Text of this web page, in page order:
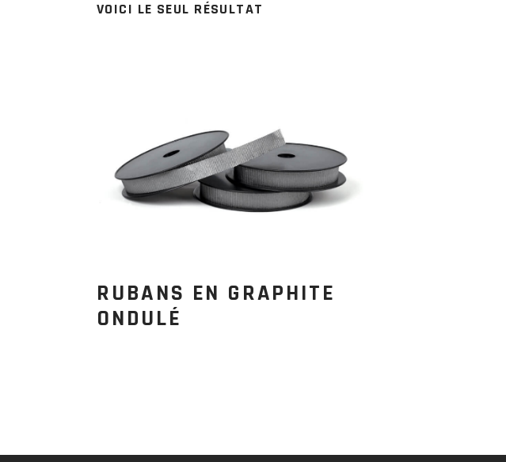
VOICI LE SEUL RÉSULTAT
RUBANS EN GRAPHITE
ONDULÉ